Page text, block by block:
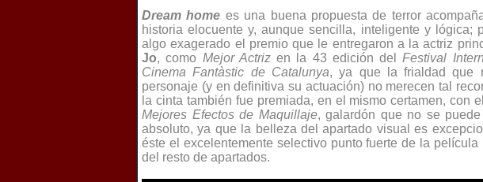
Dream home es una buena propuesta de terror
historia elocuente y, aunque sencilla, inteligente y lógica;
algo exagerado el premio que le entregaron a la actriz
Jo, como Mejor Actrizen la 43 edición delFestival
CinemaFantàstic de Catalunya, ya que la frialdad que
personaje (y en definitiva su actuación) no merecen tal
la cinta también fue premiada, en el mismo certamen, con
Mejores Efectos de Maquillaje, galardón que no se
absoluto, ya que la belleza del apartado visual es
éste el excelentemente selectivo punto fuerte de la película
del resto de apartados.